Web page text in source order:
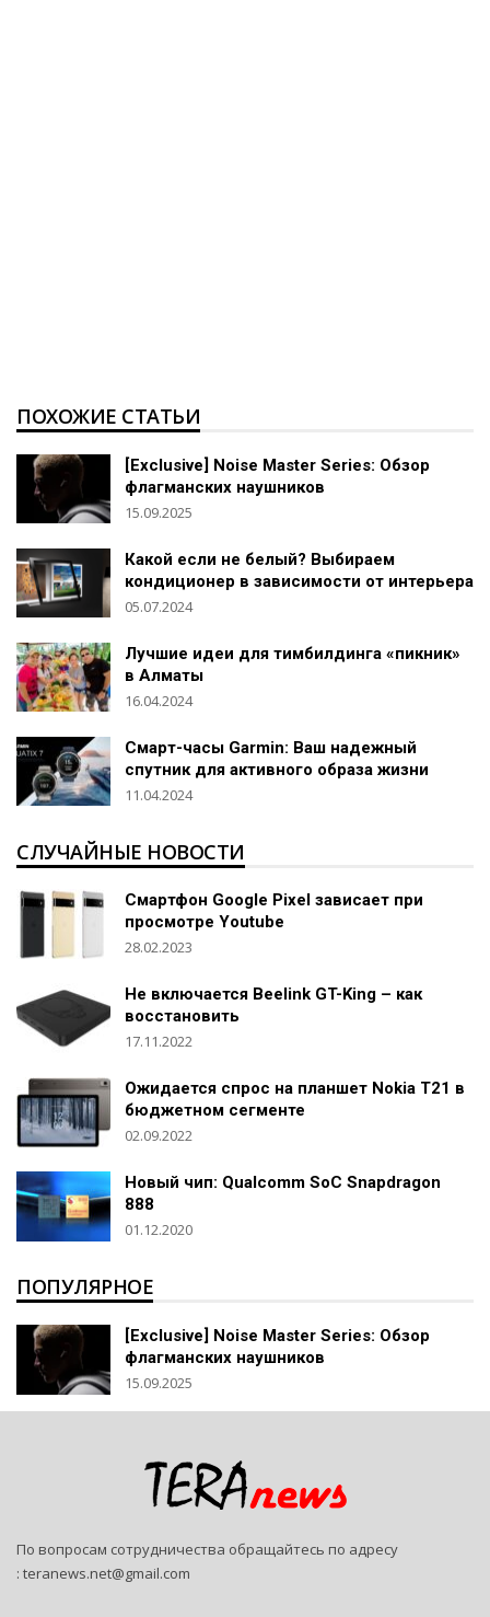
ПОХОЖИЕ СТАТЬИ
[Exclusive] Noise Master Series: Обзор
флагманских наушников
15.09.2025
Какой если не белый? Выбираем
кондиционер в зависимости от интерьера
05.07.2024
Лучшие идеи для тимбилдинга «пикник»
в Алматы
16.04.2024
Смарт-часы Garmin: Ваш надежный
спутник для активного образа жизни
11.04.2024
СЛУЧАЙНЫЕ НОВОСТИ
Смартфон Google Pixel зависает при
просмотре Youtube
28.02.2023
Не включается Beelink GT-King – как
восстановить
17.11.2022
Ожидается спрос на планшет Nokia T21 в
бюджетном сегменте
02.09.2022
Новый чип: Qualcomm SoC Snapdragon
888
01.12.2020
ПОПУЛЯРНОЕ
[Exclusive] Noise Master Series: Обзор
флагманских наушников
15.09.2025
По вопросам сотрудничества обращайтесь по адресу
: teranews.net@gmail.com